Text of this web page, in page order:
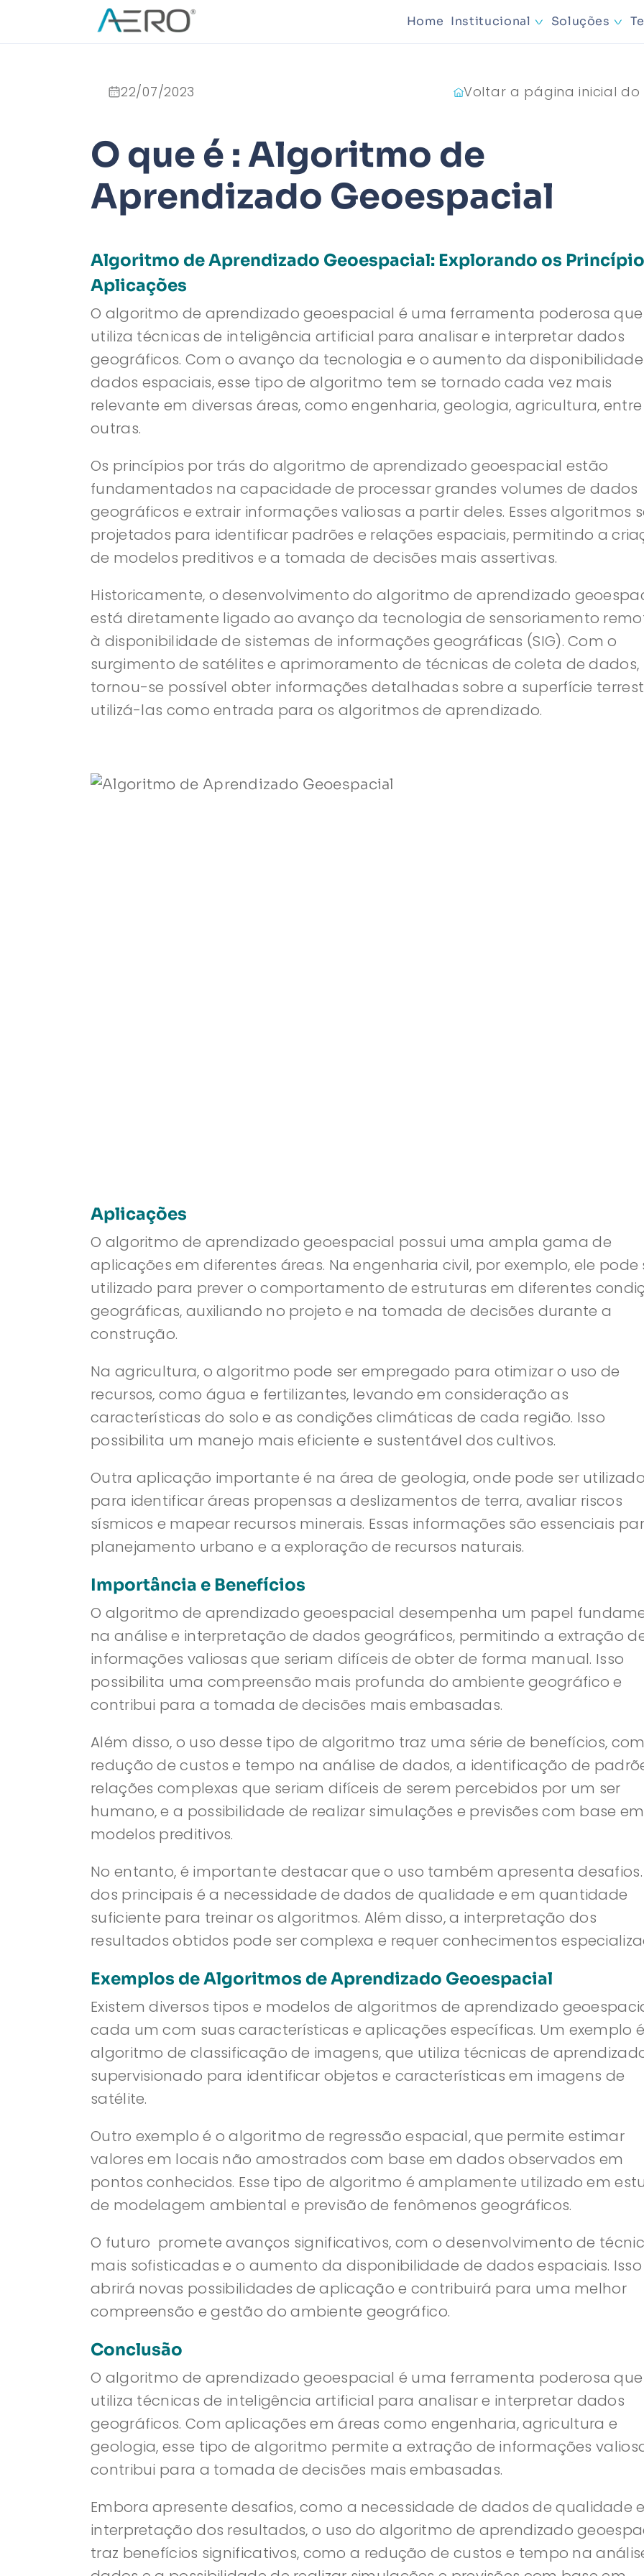
Home Institucional Soluções
22/07/2023 Voltar a página inicial
O que é : Algoritmo de
Aprendizado Geoespacial
Algoritmo de Aprendizado Geoespacial: Explorando os
Aplicações
O algoritmo de aprendizado geoespacial é uma ferramenta poderosa que
utiliza técnicas de inteligência artificial para analisar e interpretar dados
geográficos. Com o avanço da tecnologia e o aumento da
dados espaciais, esse tipo de algoritmo tem se tornado cada vez mais
relevante em diversas áreas, como engenharia, geologia, agricultura, entre
outras.
Os princípios por trás do algoritmo de aprendizado geoespacial estão
fundamentados na capacidade de processar grandes volumes de dados
geográficos e extrair informações valiosas a partir deles. Esses algoritmos
projetados para identificar padrões e relações espaciais, permitindo a
de modelos preditivos e a tomada de decisões mais assertivas.
Historicamente, o desenvolvimento do algoritmo de aprendizado
está diretamente ligado ao avanço da tecnologia de sensoriamento
à disponibilidade de sistemas de informações geográficas (SIG). Com o
surgimento de satélites e aprimoramento de técnicas de coleta de dados,
tornou-se possível obter informações detalhadas sobre a superfície
utilizá-las como entrada para os algoritmos de aprendizado.
Aplicações
O algoritmo de aprendizado geoespacial possui uma ampla gama de
aplicações em diferentes áreas. Na engenharia civil, por exemplo, ele pode
utilizado para prever o comportamento de estruturas em diferentes
geográficas, auxiliando no projeto e na tomada de decisões durante a
construção.
Na agricultura, o algoritmo pode ser empregado para otimizar o uso de
recursos, como água e fertilizantes, levando em consideração as
características do solo e as condições climáticas de cada região. Isso
possibilita um manejo mais eficiente e sustentável dos cultivos.
Outra aplicação importante é na área de geologia, onde pode ser
para identificar áreas propensas a deslizamentos de terra, avaliar riscos
sísmicos e mapear recursos minerais. Essas informações são essenciais
planejamento urbano e a exploração de recursos naturais.
Importância e Benefícios
O algoritmo de aprendizado geoespacial desempenha um papel
na análise e interpretação de dados geográficos, permitindo a extração
informações valiosas que seriam difíceis de obter de forma manual. Isso
possibilita uma compreensão mais profunda do ambiente geográfico e
contribui para a tomada de decisões mais embasadas.
Além disso, o uso desse tipo de algoritmo traz uma série de benefícios,
redução de custos e tempo na análise de dados, a identificação de
relações complexas que seriam difíceis de serem percebidos por um ser
humano, e a possibilidade de realizar simulações e previsões com base em
modelos preditivos.
No entanto, é importante destacar que o uso também apresenta
dos principais é a necessidade de dados de qualidade e em quantidade
suficiente para treinar os algoritmos. Além disso, a interpretação dos
resultados obtidos pode ser complexa e requer conhecimentos
Exemplos de Algoritmos de Aprendizado Geoespacial
Existem diversos tipos e modelos de algoritmos de aprendizado
cada um com suas características e aplicações específicas. Um exemplo
algoritmo de classificação de imagens, que utiliza técnicas de
supervisionado para identificar objetos e características em imagens de
satélite.
Outro exemplo é o algoritmo de regressão espacial, que permite estimar
valores em locais não amostrados com base em dados observados em
pontos conhecidos. Esse tipo de algoritmo é amplamente utilizado em
de modelagem ambiental e previsão de fenômenos geográficos.
O futuro promete avanços significativos, com o desenvolvimento de
mais sofisticadas e o aumento da disponibilidade de dados espaciais. Isso
abrirá novas possibilidades de aplicação e contribuirá para uma melhor
compreensão e gestão do ambiente geográfico.
Conclusão
O algoritmo de aprendizado geoespacial é uma ferramenta poderosa que
utiliza técnicas de inteligência artificial para analisar e interpretar dados
geográficos. Com aplicações em áreas como engenharia, agricultura e
geologia, esse tipo de algoritmo permite a extração de informações
contribui para a tomada de decisões mais embasadas.
Embora apresente desafios, como a necessidade de dados de qualidade
interpretação dos resultados, o uso do algoritmo de aprendizado
traz benefícios significativos, como a redução de custos e tempo na